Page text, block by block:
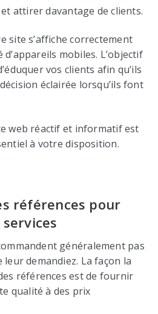
attirer davantage de clients.
site s’affiche correctement
mobiles. L’objectif
vos clients afin qu’ils
éclairée lorsqu’ils font
web réactif et informatif est
à votre disposition.
références pour
généralement pas
demandiez. La façon la
références est de fournir
qualité à des prix